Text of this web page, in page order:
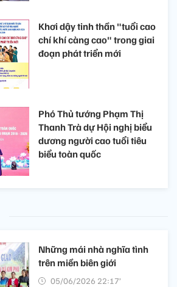
Khơi dậy tinh thần "tuổi cao
chí khí càng cao" trong giai
đoạn phát triển mới
Phó Thủ tướng Phạm Thị
Thanh Trà dự Hội nghị biểu
dương người cao tuổi tiêu
biểu toàn quốc
Những mái nhà nghĩa tình
trên miền biên giới
05/06/2026 22:17’